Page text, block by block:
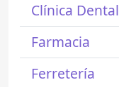
Clínica Dental
Farmacia
Ferretería